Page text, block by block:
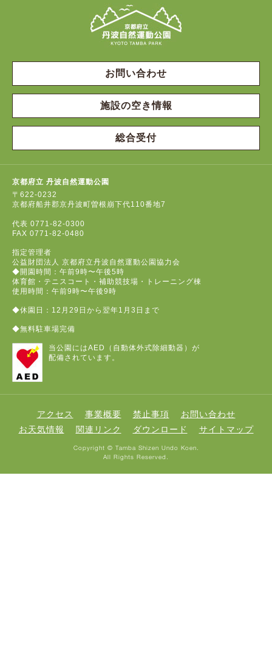
お問い合わせ
施設の空き情報
総合受付
京都府立 丹波自然運動公園
〒622-0232
京都府船井郡京丹波町曽根崩下代110番地7
代表 0771-82-0300
FAX 0771-82-0480
指定管理者
公益財団法人 京都府立丹波自然運動公園協力会
◆開園時間：午前9時〜午後5時
体育館・テニスコート・補助競技場・トレーニング棟
使用時間：午前9時〜午後9時
◆休園日：12月29日から翌年1月3日まで
◆無料駐車場完備
当公園にはAED（自動体外式除細動器）が
配備されています。
アクセス 事業概要 禁止事項
お問い合わせ
お天気情報
関連リンク ダウンロード サイトマップ
Copyright © Tamba Shizen Undo Koen.
All Rights Reserved.